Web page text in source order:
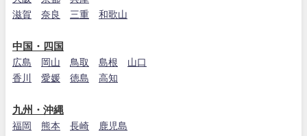
滋賀
奈良 三重 和歌山
中国・四国
広島 岡山 鳥取 島根
山口
香川
愛媛 徳島 高知
九州・沖縄
福岡 熊本 長崎
鹿児島